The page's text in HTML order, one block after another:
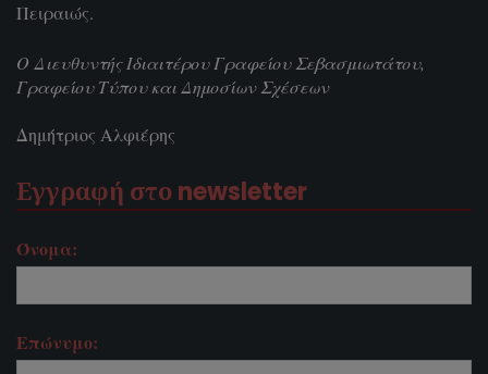
Πειραιώς.
Ο Διευθυντής Ιδιαιτέρου Γραφείου Σεβασμιωτάτου,
Γραφείου Τύπου και Δημοσίων Σχέσεων
Δημήτριος Αλφιέρης
Εγγραφή στο newsletter
Όνομα:
Επώνυμο: